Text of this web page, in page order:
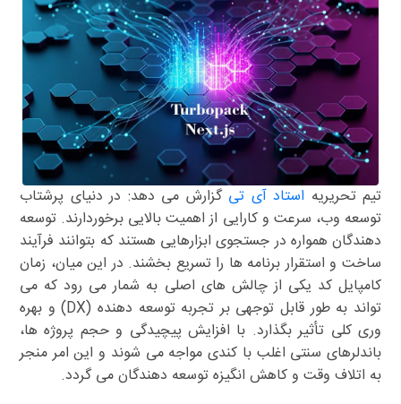
تیم تحریریه استاد آی تی گزارش می دهد: در دنیای پرشتاب
توسعه وب، سرعت و کارایی از اهمیت بالایی برخوردارند. توسعه
دهندگان همواره در جستجوی ابزارهایی هستند که بتوانند فرآیند
ساخت و استقرار برنامه ها را تسریع بخشند. در این میان، زمان
کامپایل کد یکی از چالش های اصلی به شمار می رود که می
تواند به طور قابل توجهی بر تجربه توسعه دهنده (DX) و بهره
وری کلی تأثیر بگذارد. با افزایش پیچیدگی و حجم پروژه ها،
باندلرهای سنتی اغلب با کندی مواجه می شوند و این امر منجر
به اتلاف وقت و کاهش انگیزه توسعه دهندگان می گردد.